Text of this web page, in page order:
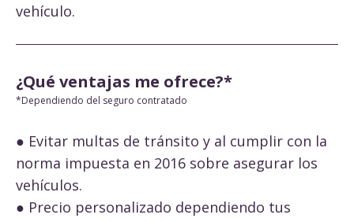
vehículo.
¿Qué ventajas me ofrece?*
*Dependiendo del seguro contratado
● Evitar multas de tránsito y al cumplir con la
norma impuesta en 2016 sobre asegurar los
vehículos.
● Precio personalizado dependiendo tus